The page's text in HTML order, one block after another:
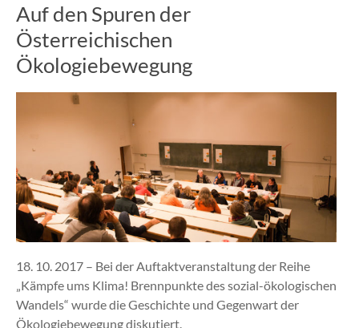
Auf den Spuren der
Österreichischen
Ökologiebewegung
18. 10. 2017 – Bei der Auftaktveranstaltung der Reihe
„Kämpfe ums Klima! Brennpunkte des sozial-ökologischen
Wandels“ wurde die Geschichte und Gegenwart der
Ökologiebewegung diskutiert.